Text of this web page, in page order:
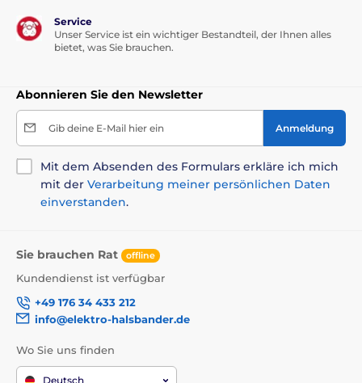
waschbar
Hundematte Reedog
Technische Spezifikationen können ohne vorherige
Ankündigung geändert werden. Die Bilder dienen nur
zur Illustration.
Betten, Hütten, Taschen
Für kleine Hunde
Für mittelgroße Hunde
Service
Unser Service ist ein wichtiger Bestandteil, der Ihnen alles
bietet, was Sie brauchen.
Abonnieren Sie den Newsletter
Gib deine E-Mail hier ein Anmeldung
Mit dem Absenden des Formulars erkläre ich mich
mit der Verarbeitung meiner persönlichen Daten
einverstanden.
Sie brauchen Rat offline
Kundendienst ist verfügbar
+49 176 34 433 212
info@elektro-halsbander.de
Wo Sie uns finden
Deutsch